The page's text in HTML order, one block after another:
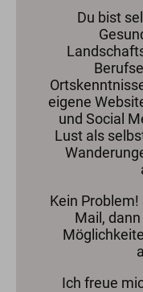
Du bist
eigene
und Social
Lust als
Kein
Mail,
Ich freue